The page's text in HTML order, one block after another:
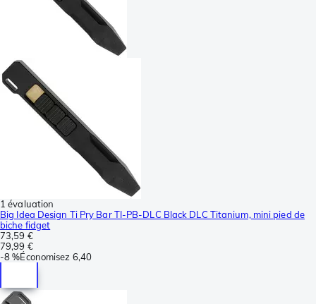
1 évaluation
Big Idea Design Ti Pry Bar TI-PB-DLC Black DLC Titanium, mini pied de
biche fidget
73,59 €
79,99 €
-8 %Économisez 6,40